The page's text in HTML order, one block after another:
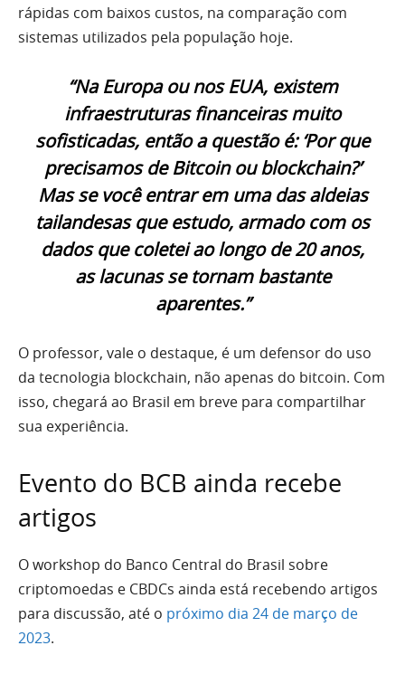
rápidas com baixos custos, na comparação com
sistemas utilizados pela população hoje.
“Na Europa ou nos EUA, existem
infraestruturas financeiras muito
sofisticadas, então a questão é: ‘Por que
precisamos de Bitcoin ou blockchain?’
Mas se você entrar em uma das aldeias
tailandesas que estudo, armado com os
dados que coletei ao longo de 20 anos,
as lacunas se tornam bastante
aparentes.”
O professor, vale o destaque, é um defensor do uso
da tecnologia blockchain, não apenas do bitcoin. Com
isso, chegará ao Brasil em breve para compartilhar
sua experiência.
Evento do BCB ainda recebe
artigos
O workshop do Banco Central do Brasil sobre
criptomoedas e CBDCs ainda está recebendo artigos
para discussão, até o próximo dia 24 de março de
2023.